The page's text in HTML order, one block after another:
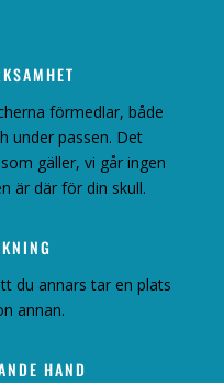
förmedlar, både
under passen. Det
gäller, vi går ingen
är där för din skull.
du annars tar en plats
annan.
HAND